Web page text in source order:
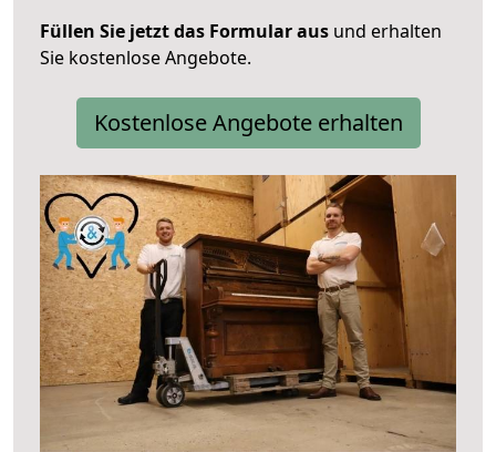
Füllen Sie jetzt das Formular aus und erhalten
Sie kostenlose Angebote.
Kostenlose Angebote erhalten